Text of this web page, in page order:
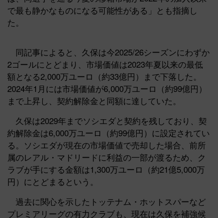
で最も静かなものになる可能性がある」とも指摘し
た。
同記事によると、久保は今2025/26シーズンにわずか
2ゴールにとどまり、市場価値は2023年夏以来の最低
額となる2,000万ユーロ（約33億円）まで下落した。
2024年1月には市場価値が6,000万ユーロ（約99億円）
まで上昇し、契約解除金と同額に達していた。
久保は2029年までソシエダと契約を残しており、契
約解除金は6,000万ユーロ（約99億円）に設定されてい
る。ソシエダが現在の市場価値で売却した場合、前所
属のレアル・マドリードに利益の一部が渡るため、ク
ラブが手にする金額は1,300万ユーロ（約21億5,000万
円）にとどまるという。
過去に関心を示したトッテナム・ホットスパーなど
プレミアリーグの有力クラブも、現在は久保を補強候